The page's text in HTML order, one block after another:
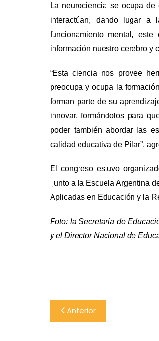
La neurociencia se ocupa
interactúan, dando lugar a
funcionamiento mental,
información nuestro cerebro y
“Esta ciencia nos provee
preocupa y ocupa la
forman parte de su
innovar, formándolos para
poder también abordar las
calidad educativa de Pilar”,
El congreso estuvo
junto a la Escuela Argentina
Aplicadas en Educación y la
Foto: la Secretaria de
y el Director Nacional de
Navegación
de
Anterior